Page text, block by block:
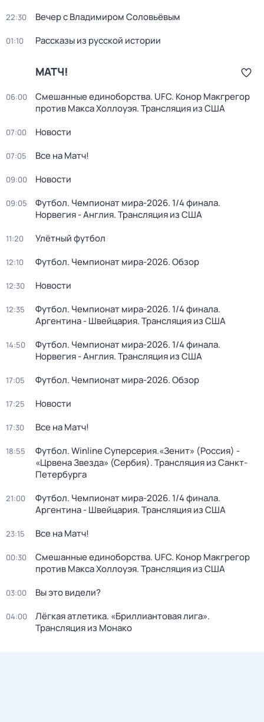
22:30 Вечер с Владимиром Соловьёвым
01:10 Рассказы из русской истории
МАТЧ!
06:00
Смешанные единоборства. UFC. Конор Макгрегор
против Макса Холлоуэя. Трансляция из США
07:00 Новости
07:05 Все на Матч!
09:00 Новости
09:05
Футбол. Чемпионат мира-2026. 1/4 финала.
Норвегия - Англия. Трансляция из США
11:20 Улётный футбол
12:10 Футбол. Чемпионат мира-2026. Обзор
12:30 Новости
12:35
Футбол. Чемпионат мира-2026. 1/4 финала.
Аргентина - Швейцария. Трансляция из США
14:50
Футбол. Чемпионат мира-2026. 1/4 финала.
Норвегия - Англия. Трансляция из США
17:05 Футбол. Чемпионат мира-2026. Обзор
17:25 Новости
17:30 Все на Матч!
18:55
Футбол. Winline Суперсерия.«Зенит» (Россия) -
«Црвена Звезда» (Сербия). Трансляция из Санкт-
Петербурга
21:00
Футбол. Чемпионат мира-2026. 1/4 финала.
Аргентина - Швейцария. Трансляция из США
23:15 Все на Матч!
00:30
Смешанные единоборства. UFC. Конор Макгрегор
против Макса Холлоуэя. Трансляция из США
03:00 Вы это видели?
04:00
Лёгкая атлетика. «Бриллиантовая лига».
Трансляция из Монако